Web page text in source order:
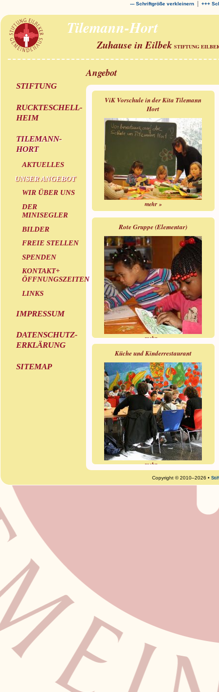
--- Schriftgröße verkleinern | +++
Tilemann-Hort
Zuhause in Eilbek STIFTUNG
STIFTUNG
RUCKTESCHELL-
HEIM
TILEMANN-
HORT
AKTUELLES
UNSER ANGEBOT
WIR ÜBER UNS
DER
MINISEGLER
BILDER
FREIE STELLEN
SPENDEN
KONTAKT+
ÖFFNUNGSZEITEN
LINKS
IMPRESSUM
DATENSCHUTZ-
ERKLÄRUNG
SITEMAP
Angebot
ViK Vorschule in der Kita Tilemann
Hort
mehr »
Rote Gruppe (Elementar)
mehr »
Küche und Kinderrestaurant
mehr »
Copyright © 2010–2026 •